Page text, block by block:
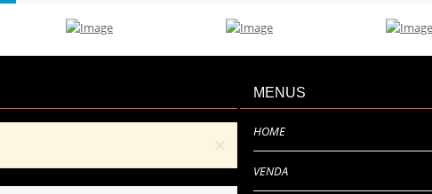
×
MENUS
HOME
VENDA